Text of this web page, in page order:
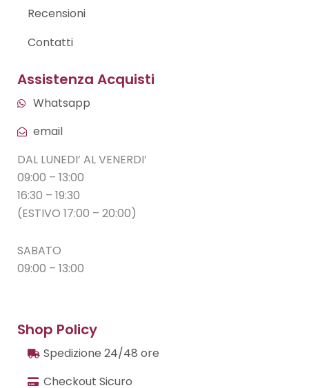
Recensioni
Contatti
Assistenza Acquisti
Whatsapp
email
DAL LUNEDI’ AL VENERDI’
09:00 – 13:00
16:30 – 19:30
(ESTIVO 17:00 – 20:00)
SABATO
09:00 – 13:00
Shop Policy
Spedizione 24/48 ore
Checkout Sicuro